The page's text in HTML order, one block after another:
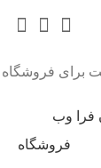
فروشگاه
فرا وب
فروشگاه